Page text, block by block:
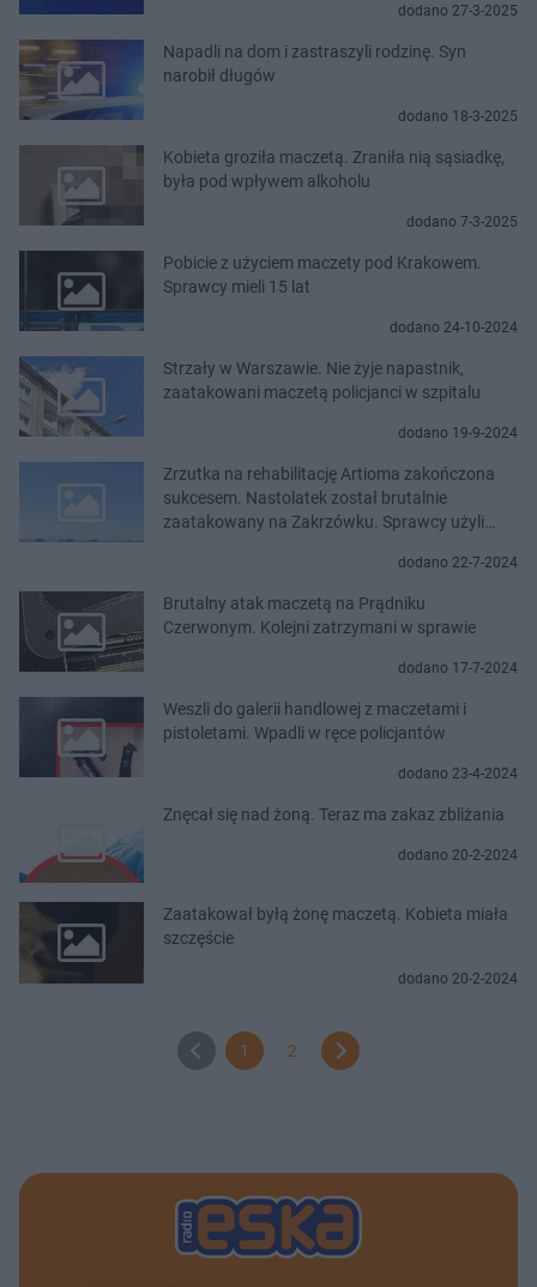
dodano 27-3-2025
Napadli na dom i zastraszyli rodzinę. Syn
narobił długów
dodano 18-3-2025
Kobieta groziła maczetą. Zraniła nią sąsiadkę,
była pod wpływem alkoholu
dodano 7-3-2025
Pobicie z użyciem maczety pod Krakowem.
Sprawcy mieli 15 lat
dodano 24-10-2024
Strzały w Warszawie. Nie żyje napastnik,
zaatakowani maczetą policjanci w szpitalu
dodano 19-9-2024
Zrzutka na rehabilitację Artioma zakończona
sukcesem. Nastolatek został brutalnie
zaatakowany na Zakrzówku. Sprawcy użyli
dodano 22-7-2024
Brutalny atak maczetą na Prądniku
Czerwonym. Kolejni zatrzymani w sprawie
dodano 17-7-2024
Weszli do galerii handlowej z maczetami i
pistoletami. Wpadli w ręce policjantów
dodano 23-4-2024
Znęcał się nad żoną. Teraz ma zakaz zbliżania
dodano 20-2-2024
Zaatakował byłą żonę maczetą. Kobieta miała
szczęście
dodano 20-2-2024
1 2